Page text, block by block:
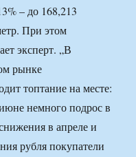
– до 168,213
При этом
эксперт. „В
рынке
топтание на месте:
немного подрос в
в апреле и
рубля покупатели